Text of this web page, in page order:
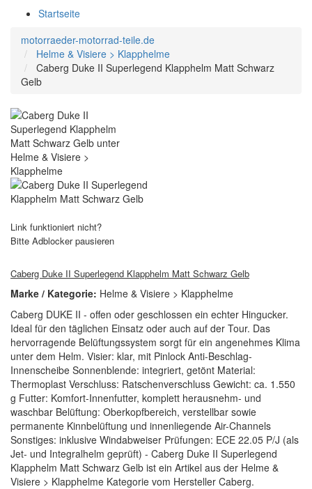
Startseite
motorraeder-motorrad-teile.de
Helme & Visiere > Klapphelme
Caberg Duke II Superlegend Klapphelm Matt Schwarz
Gelb
Link funktioniert nicht?
Bitte Adblocker pausieren
Caberg Duke II Superlegend Klapphelm Matt Schwarz Gelb
Marke / Kategorie: Helme & Visiere > Klapphelme
Caberg DUKE II - offen oder geschlossen ein echter Hingucker.
Ideal für den täglichen Einsatz oder auch auf der Tour. Das
hervorragende Belüftungssystem sorgt für ein angenehmes Klima
unter dem Helm. Visier: klar, mit Pinlock Anti-Beschlag-
Innenscheibe Sonnenblende: integriert, getönt Material:
Thermoplast Verschluss: Ratschenverschluss Gewicht: ca. 1.550
g Futter: Komfort-Innenfutter, komplett herausnehm- und
waschbar Belüftung: Oberkopfbereich, verstellbar sowie
permanente Kinnbelüftung und innenliegende Air-Channels
Sonstiges: inklusive Windabweiser Prüfungen: ECE 22.05 P/J (als
Jet- und Integralhelm geprüft) - Caberg Duke II Superlegend
Klapphelm Matt Schwarz Gelb ist ein Artikel aus der Helme &
Visiere > Klapphelme Kategorie vom Hersteller Caberg.